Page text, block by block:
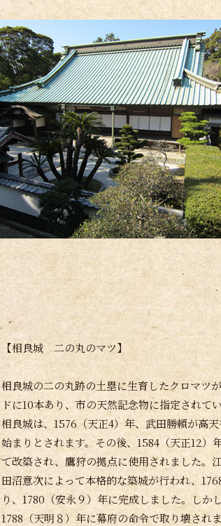
【相良城 二の丸のマツ】
相良城の二の丸跡の土塁に生育したクロマツ
ドに10本あり、市の天然記念物に指定されてい
相良城は、1576（天正4）年、武田勝頼が高
始まりとされます。その後、1584（天正12）
て改築され、鷹狩の拠点に使用されました。
田沼意次によって本格的な築城が行われ、
り、1780（安永９）年に完成しました。しか
1788（天明８）年に幕府の命令で取り壊され